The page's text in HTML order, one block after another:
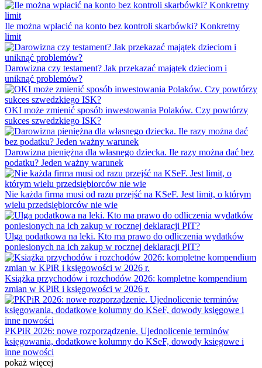
Ile można wpłacić na konto bez kontroli skarbówki? Konkretny
limit
Darowizna czy testament? Jak przekazać majątek dzieciom i
uniknąć problemów?
OKI może zmienić sposób inwestowania Polaków. Czy powtórzy
sukces szwedzkiego ISK?
Darowizna pieniężna dla własnego dziecka. Ile razy można dać bez
podatku? Jeden ważny warunek
Nie każda firma musi od razu przejść na KSeF. Jest limit, o którym
wielu przedsiębiorców nie wie
Ulga podatkowa na leki. Kto ma prawo do odliczenia wydatków
poniesionych na ich zakup w rocznej deklaracji PIT?
Książka przychodów i rozchodów 2026: kompletne kompendium
zmian w KPiR i księgowości w 2026 r.
PKPiR 2026: nowe rozporządzenie. Ujednolicenie terminów
księgowania, dodatkowe kolumny do KSeF, dowody księgowe i
inne nowości
pokaż więcej